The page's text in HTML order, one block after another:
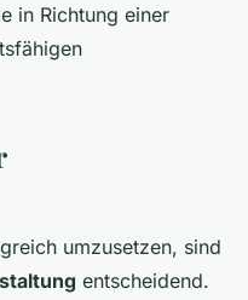
in Richtung einer
umzusetzen, sind
entscheidend.